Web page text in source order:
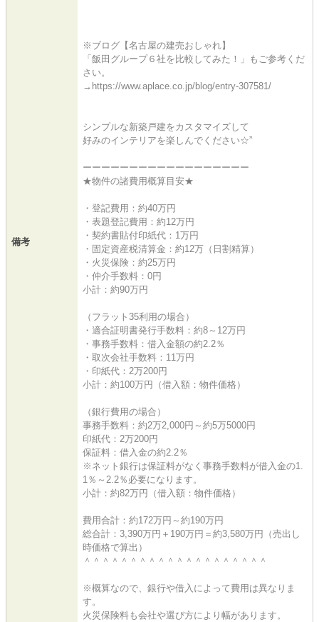
備考
※ブログ【名古屋の建売おしゃれ】
「飯田グループ６社を比較してみた！」もご参考くだ
さい。
→https://www.aplace.co.jp/blog/entry-307581/
シンプルな新築戸建をカスタマイズして
好みのインテリアを楽しんでください☆”
ーーーーーーーーーーーーーーーーーー
★物件の諸費用概算目安★
・登記費用：約40万円
・表題登記費用：約12万円
・契約書貼付印紙代：1万円
・固定資産税清算金：約12万（日割精算）
・火災保険：約25万円
・仲介手数料：0円
小計：約90万円
（フラット35利用の場合）
・適合証明書発行手数料：約8～12万円
・事務手数料：借入金額の約2.2％
・取次会社手数料：11万円
・印紙代：2万200円
小計：約100万円（借入額：物件価格）
（銀行費用の場合）
事務手数料：約2万2,000円～約5万5000円
印紙代：2万200円
保証料：借入金の約2.2％
※ネット銀行は保証料がなく事務手数料が借入金の1.
1％～2.2％必要になります。
小計：約82万円（借入額：物件価格）
費用合計：約172万円～約190万円
総合計：3,390万円＋190万円＝約3,580万円（売出し
時価格で算出）
＾＾＾＾＾＾＾＾＾＾＾＾＾＾＾＾＾＾＾＾
※概算なので、銀行や借入によって費用は異なりま
す。
火災保険料も会社や選び方により幅があります。